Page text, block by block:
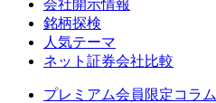
会社開示情報
銘柄探検
人気テーマ
ネット証券会社比較
プレミアム会員限定コラム